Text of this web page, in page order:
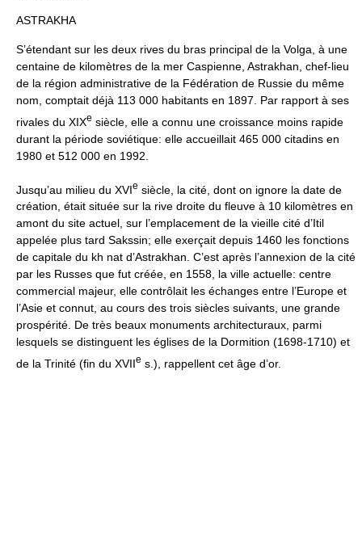
ASTRAKHA
S’étendant sur les deux rives du bras principal de la Volga, à une
centaine de kilomètres de la mer Caspienne, Astrakhan, chef-lieu
de la région administrative de la Fédération de Russie du même
nom, comptait déjà 113 000 habitants en 1897. Par rapport à ses
rivales du XIXe siècle, elle a connu une croissance moins rapide
durant la période soviétique: elle accueillait 465 000 citadins en
1980 et 512 000 en 1992.
Jusqu’au milieu du XVIe siècle, la cité, dont on ignore la date de
création, était située sur la rive droite du fleuve à 10 kilomètres en
amont du site actuel, sur l’emplacement de la vieille cité d’Itil
appelée plus tard Sakssin; elle exerçait depuis 1460 les fonctions
de capitale du kh nat d’Astrakhan. C’est après l’annexion de la cité
par les Russes que fut créée, en 1558, la ville actuelle: centre
commercial majeur, elle contrôlait les échanges entre l’Europe et
l’Asie et connut, au cours des trois siècles suivants, une grande
prospérité. De très beaux monuments architecturaux, parmi
lesquels se distinguent les églises de la Dormition (1698-1710) et
de la Trinité (fin du XVIIe s.), rappellent cet âge d’or.